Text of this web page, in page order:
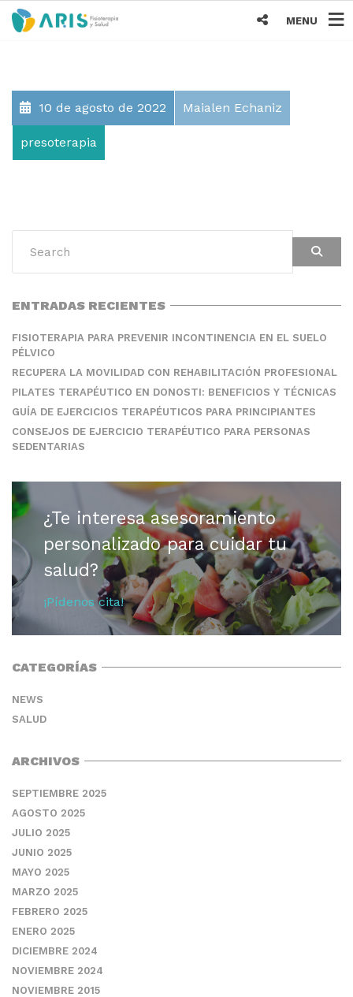
MENU
10 de agosto de 2022 Maialen Echaniz
presoterapia
ENTRADAS RECIENTES
FISIOTERAPIA PARA PREVENIR INCONTINENCIA EN EL SUELO
PÉLVICO
RECUPERA LA MOVILIDAD CON REHABILITACIÓN PROFESIONAL
PILATES TERAPÉUTICO EN DONOSTI: BENEFICIOS Y TÉCNICAS
GUÍA DE EJERCICIOS TERAPÉUTICOS PARA PRINCIPIANTES
CONSEJOS DE EJERCICIO TERAPÉUTICO PARA PERSONAS
SEDENTARIAS
¿Te interesa asesoramiento
personalizado para cuidar tu
salud?
¡Pídenos cita!
CATEGORÍAS
NEWS
SALUD
ARCHIVOS
SEPTIEMBRE 2025
AGOSTO 2025
JULIO 2025
JUNIO 2025
MAYO 2025
MARZO 2025
FEBRERO 2025
ENERO 2025
DICIEMBRE 2024
NOVIEMBRE 2024
NOVIEMBRE 2015